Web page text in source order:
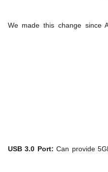
We made this change since
USB 3.0 Port:Can provide